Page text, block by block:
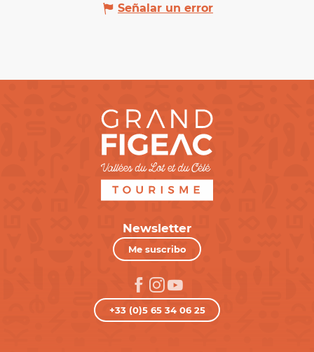
Señalar un error
Newsletter
Me suscribo
+33 (0)5 65 34 06 25